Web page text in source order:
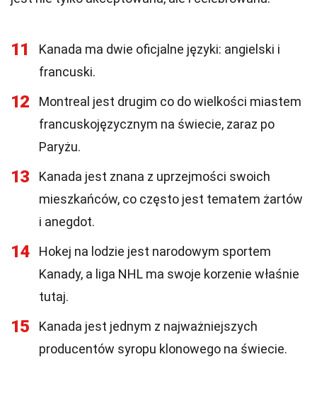
11
Kanada ma dwie oficjalne języki: angielski i
francuski.
12
Montreal jest drugim co do wielkości miastem
francuskojęzycznym na świecie, zaraz po
Paryżu.
13
Kanada jest znana z uprzejmości swoich
mieszkańców, co często jest tematem żartów
i anegdot.
14
Hokej na lodzie jest narodowym sportem
Kanady, a liga NHL ma swoje korzenie właśnie
tutaj.
15
Kanada jest jednym z najważniejszych
producentów syropu klonowego na świecie.